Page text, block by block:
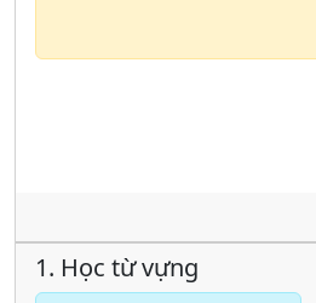
1. Học từ vựng